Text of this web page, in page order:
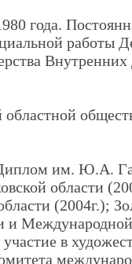
года.
работы
областной
им. Ю.А.
области
(2004г.);
и
в